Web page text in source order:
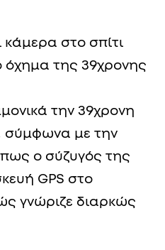
κάμερα στο σπίτι
της 39χρονης
την 39χρονη
σύμφωνα με την
ο σύζυγός της
GPS στο
γνώριζε διαρκώς